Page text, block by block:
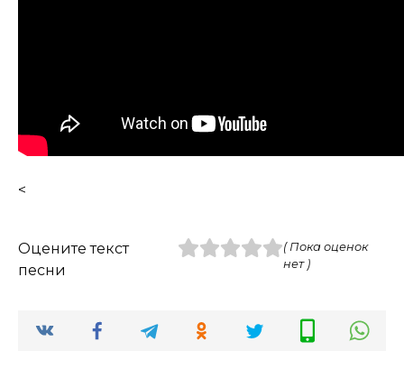
<
Оцените текст
песни
( Пока оценок
нет )